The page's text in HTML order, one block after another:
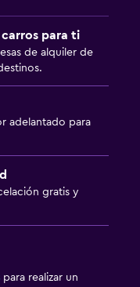
carros para ti
de alquiler de
adelantado para
gratis y
para realizar un